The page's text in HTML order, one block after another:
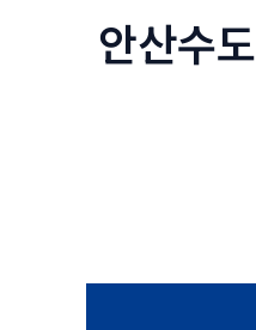
안산수도